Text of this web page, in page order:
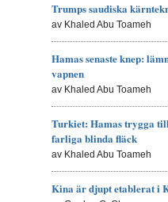
Trumps saudiska
av Khaled Abu Toameh
Hamas senaste knep:
vapnen
av Khaled Abu Toameh
Turkiet: Hamas trygga
farliga blinda fläck
av Khaled Abu Toameh
Kina är djupt etablerat i